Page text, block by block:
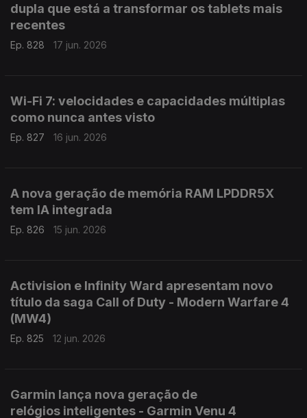
dupla que está a transformar os tablets mais
recentes
Ep. 828 17 jun. 2026
Wi-Fi 7: velocidades e capacidades múltiplas
como nunca antes visto
Ep. 827 16 jun. 2026
A nova geração de memória RAM LPDDR5X
tem IA integrada
Ep. 826 15 jun. 2026
Activision e Infinity Ward apresentam novo
título da saga Call of Duty - Modern Warfare 4
(MW4)
Ep. 825 12 jun. 2026
Garmin lança nova geração de
relógios inteligentes - Garmin Venu 4